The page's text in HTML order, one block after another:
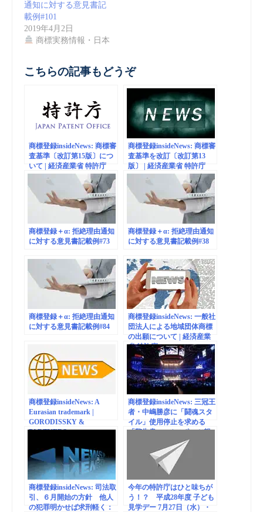
通知に対する意見書記
載例#101
2019年4月2日
商標実務情報・日本
こちらの記事もどうぞ
商標登録insideNews: 商標審
査基準〔改訂第15版〕につ
いて | 経済産業省 特許庁
商標登録insideNews: 商標審
査基準を改訂〔改訂第13
版〕 | 経済産業省 特許庁
商標登録＋α: 拒絶理由通知
に対する意見書記載例#73
商標登録＋α: 拒絶理由通知
に対する意見書記載例#38
商標登録＋α: 拒絶理由通知
に対する意見書記載例#84
商標登録insideNews: 一般社
団法人による地域団体商標
の出願について | 経済産業
省 特許庁
商標登録insideNews: A
Eurasian trademark |
GORODISSKY &
PARTNERS
商標登録insideNews: 三冠王
者・中嶋勝彦に「闘魂スタ
イル」使用停止を求める
「警告書」… | スポーツ報
商標登録insideNews: 司法取
引、６月開始の方針 他人
の犯罪明かせば求刑軽く：
今年の特許庁はひと味ちが
う！？ 平成28年度 子ども
見学デー 7月27日（水）・